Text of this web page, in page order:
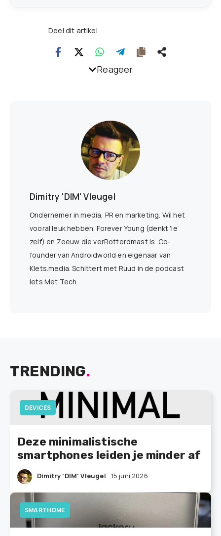
Deel dit artikel
Reageer
Dimitry 'DIM' Vleugel
Ondernemer in media, PR en marketing. Wil het
vooral leuk hebben. Forever Young (denkt 'ie
zelf) en Zeeuw die verRotterdmast is. Co-
founder van Androidworld en eigenaar van
Klets.media. Schittert met Ruud in de podcast
Iets Met Tech.
TRENDING.
DEVICES
Deze minimalistische
smartphones leiden je minder af
Dimitry 'DIM' Vleugel 15 juni 2026
SMARTHOME